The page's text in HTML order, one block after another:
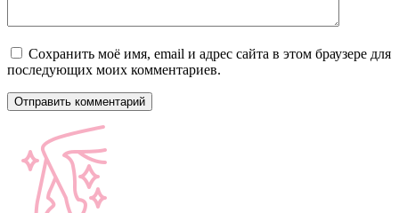
Сохранить моё имя, email и адрес сайта в этом браузере для
последующих моих комментариев.